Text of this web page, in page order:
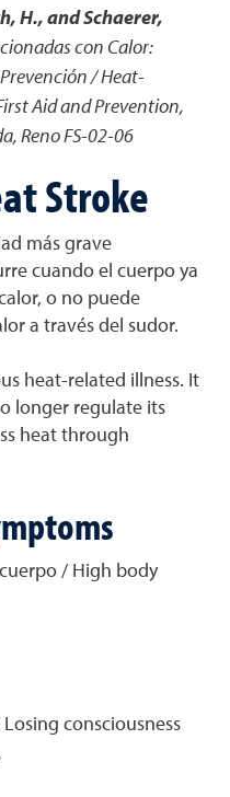
H., and Schaerer,
con Calor:
/ Heat-
Aid and Prevention,
Reno FS-02-06
Stroke
más grave
cuando el cuerpo ya
o no puede
a través del sudor.
heat-related illness. It
longer regulate its
heat through
/ High body
consciousness